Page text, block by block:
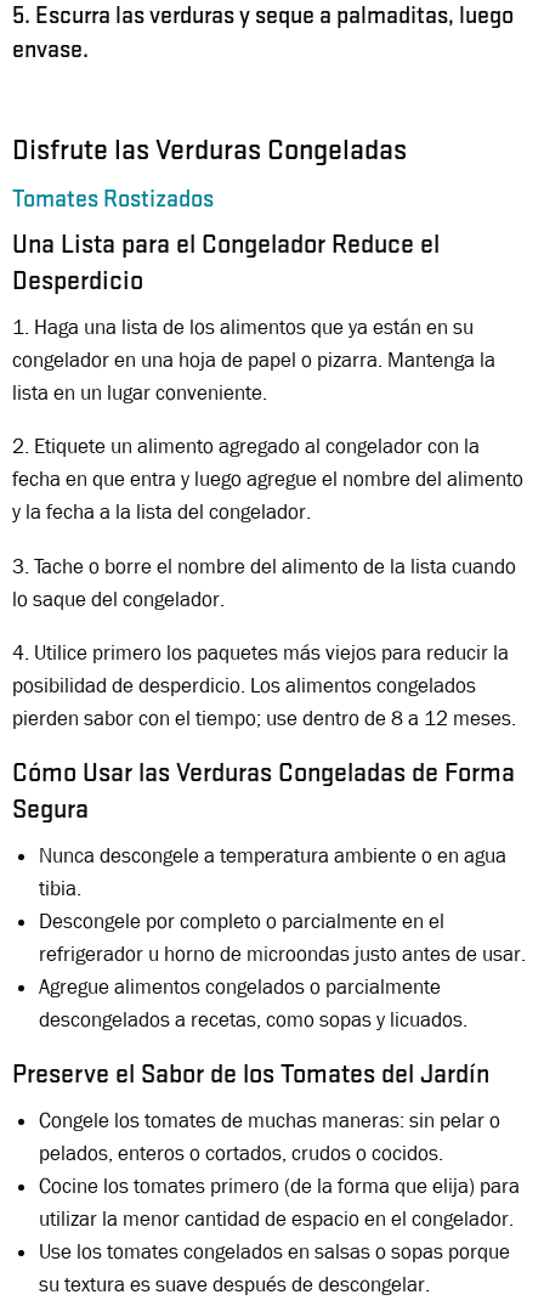
5. Escurra las verduras y seque a palmaditas, luego
envase.
Disfrute las Verduras Congeladas
Tomates Rostizados
Una Lista para el Congelador Reduce el
Desperdicio
1. Haga una lista de los alimentos que ya están en su
congelador en una hoja de papel o pizarra. Mantenga la
lista en un lugar conveniente.
2. Etiquete un alimento agregado al congelador con la
fecha en que entra y luego agregue el nombre del alimento
y la fecha a la lista del congelador.
3. Tache o borre el nombre del alimento de la lista cuando
lo saque del congelador.
4. Utilice primero los paquetes más viejos para reducir la
posibilidad de desperdicio. Los alimentos congelados
pierden sabor con el tiempo; use dentro de 8 a 12 meses.
Cómo Usar las Verduras Congeladas de Forma
Segura
Nunca descongele a temperatura ambiente o en agua
tibia.
Descongele por completo o parcialmente en el
refrigerador u horno de microondas justo antes de usar.
Agregue alimentos congelados o parcialmente
descongelados a recetas, como sopas y licuados.
Preserve el Sabor de los Tomates del Jardín
Congele los tomates de muchas maneras: sin pelar o
pelados, enteros o cortados, crudos o cocidos.
Cocine los tomates primero (de la forma que elija) para
utilizar la menor cantidad de espacio en el congelador.
Use los tomates congelados en salsas o sopas porque
su textura es suave después de descongelar.